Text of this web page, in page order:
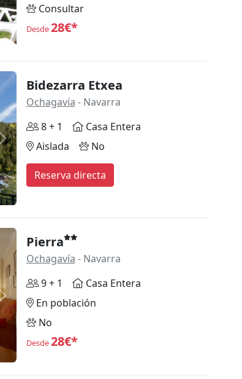
Consultar
Desde28€*
Siguiente
Bidezarra Etxea
Ochagavía - Navarra
8 + 1
Casa Entera
Aislada
No
Reserva directa
Siguiente
Pierra
Ochagavía - Navarra
9 + 1
Casa Entera
En población
No
Desde28€*